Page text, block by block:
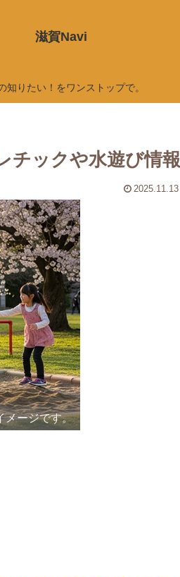
滋賀Navi
知りたい！をワンストップで。
チックや水遊び情報
2025.11.13
ージです。